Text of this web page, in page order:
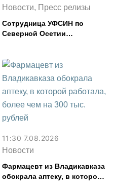
Новости, Пресс релизы
Сотрудница УФСИН по
Северной Осетии
смыслов»
11:30 7.08.2026
Новости
Фармацевт из Владикавказа
обокрала аптеку, в которой